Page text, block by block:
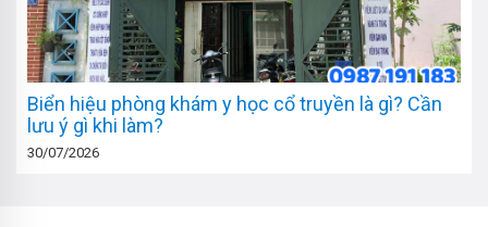
Biển hiệu phòng khám y học cổ truyền là gì? Cần
lưu ý gì khi làm?
30/07/2026